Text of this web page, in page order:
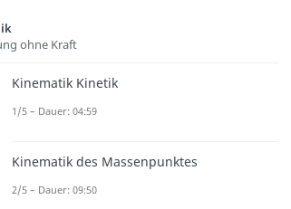
ohne Kraft
Kinematik Kinetik
1/5 – Dauer: 04:59
Kinematik des Massenpunktes
2/5 – Dauer: 09:50